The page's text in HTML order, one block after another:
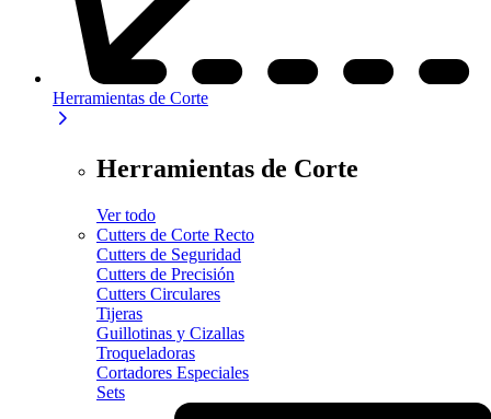
Herramientas de Corte
Herramientas de Corte
Ver todo
Cutters de Corte Recto
Cutters de Seguridad
Cutters de Precisión
Cutters Circulares
Tijeras
Guillotinas y Cizallas
Troqueladoras
Cortadores Especiales
Sets